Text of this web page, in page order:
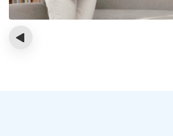
‹